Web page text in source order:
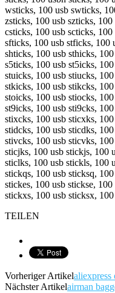
wsticks, 100 usb swticks,
zsticks, 100 usb szticks,
csticks, 100 usb scticks,
sfticks, 100 usb stficks, 100
shticks, 100 usb sthicks,
s5ticks, 100 usb st5icks,
stuicks, 100 usb stiucks,
stkicks, 100 usb stikcks,
stoicks, 100 usb stiocks,
st9icks, 100 usb sti9cks,
stixcks, 100 usb sticxks,
stidcks, 100 usb sticdks,
stivcks, 100 usb sticvks,
sticjks, 100 usb stickjs, 100
sticlks, 100 usb stickls, 100
stickqs, 100 usb sticksq,
stickes, 100 usb stickse,
stickxs, 100 usb sticksx,
TEILEN
Vorheriger Artikelaliexpress
Nächster Artikelairman